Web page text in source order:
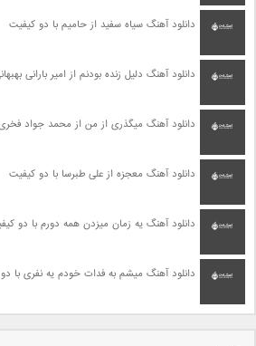
دانلود آهنگ سیاه سفید از حامیم با دو کیفیت
دانلود آهنگ دلیل زنده بودنم از امیر بارانی
دانلود آهنگ میگذری از من از محمد جواد
دانلود آهنگ معجزه از علی طبرسا با دو کیفیت
دانلود آهنگ یه زمان میزدن همه دورم با دو
دانلود آهنگ میشم به فدات خودم یه نفری با